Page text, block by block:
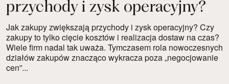
przychody i zysk operacyjny?
Jak zakupy zwiększają przychody i zysk operacyjny? Czy
zakupy to tylko cięcie kosztów i realizacja dostaw na czas?
Wiele firm nadal tak uważa. Tymczasem rola nowoczesnych
działów zakupów znacząco wykracza poza „negocjowanie
cen”...